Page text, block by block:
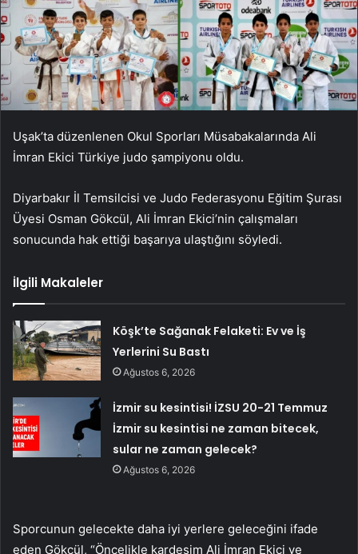
Uşak’ta düzenlenen Okul Sporları Müsabakalarında Ali
İmran Ekici Türkiye judo şampiyonu oldu.
Diyarbakır İl Temsilcisi ve Judo Federasyonu Eğitim Şurası
Üyesi Osman Gökcül, Ali İmran Ekici’nin çalışmaları
sonucunda hak ettiği başarıya ulaştığını söyledi.
İlgili Makaleler
Köşk’te Sağanak Felaketi: Ev ve İş
Yerlerini Su Bastı
Ağustos 6, 2026
İzmir su kesintisi! İZSU 20-21 Temmuz
İzmir su kesintisi ne zaman bitecek,
sular ne zaman gelecek?
Ağustos 6, 2026
Sporcunun gelecekte daha iyi yerlere geleceğini ifade
eden Gökcül, “Öncelikle kardeşim Ali İmran Ekici ve